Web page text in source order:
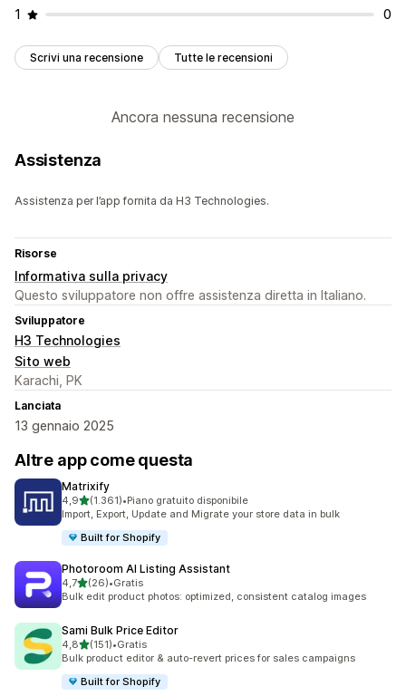
1
0
Scrivi una recensione Tutte le recensioni
Ancora nessuna recensione
Assistenza
Assistenza per l’app fornita da H3 Technologies.
Risorse
Informativa sulla privacy
Questo sviluppatore non offre assistenza diretta in Italiano.
Sviluppatore
H3 Technologies
Sito web
Karachi, PK
Lanciata
13 gennaio 2025
Altre app come questa
Matrixify
4,9stelle su 5
(1.361)
1361 recensioni totali
•Piano gratuito disponibile
Import, Export, Update and Migrate your store data in bulk
Built for Shopify
Photoroom AI Listing Assistant
4,7stelle su 5
(26)
26 recensioni totali
•Gratis
Bulk edit product photos: optimized, consistent catalog images
Sami Bulk Price Editor
4,8stelle su 5
(151)
151 recensioni totali
•Gratis
Bulk product editor & auto-revert prices for sales campaigns
Built for Shopify